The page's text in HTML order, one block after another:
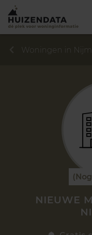
Woningen in
NIEUWE